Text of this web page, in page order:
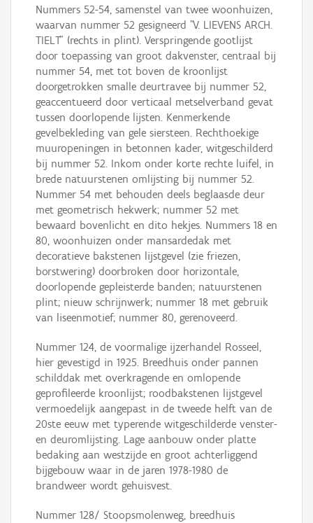
Nummers 52-54, samenstel van twee woonhuizen,
waarvan nummer 52 gesigneerd "V. LIEVENS ARCH.
TIELT" (rechts in plint). Verspringende gootlijst
door toepassing van groot dakvenster, centraal bij
nummer 54, met tot boven de kroonlijst
doorgetrokken smalle deurtravee bij nummer 52,
geaccentueerd door verticaal metselverband gevat
tussen doorlopende lijsten. Kenmerkende
gevelbekleding van gele siersteen. Rechthoekige
muuropeningen in betonnen kader, witgeschilderd
bij nummer 52. Inkom onder korte rechte luifel, in
brede natuurstenen omlijsting bij nummer 52.
Nummer 54 met behouden deels beglaasde deur
met geometrisch hekwerk; nummer 52 met
bewaard bovenlicht en dito hekjes. Nummers 18 en
80, woonhuizen onder mansardedak met
decoratieve bakstenen lijstgevel (zie friezen,
borstwering) doorbroken door horizontale,
doorlopende gepleisterde banden; natuurstenen
plint; nieuw schrijnwerk; nummer 18 met gebruik
van liseenmotief; nummer 80, gerenoveerd.
Nummer 124, de voormalige ijzerhandel Rosseel,
hier gevestigd in 1925. Breedhuis onder pannen
schilddak met overkragende en omlopende
geprofileerde kroonlijst; roodbakstenen lijstgevel
vermoedelijk aangepast in de tweede helft van de
20ste eeuw met typerende witgeschilderde venster-
en deuromlijsting. Lage aanbouw onder platte
bedaking aan westzijde en groot achterliggend
bijgebouw waar in de jaren 1978-1980 de
brandweer wordt gehuisvest.
Nummer 128/ Stoopsmolenweg, breedhuis